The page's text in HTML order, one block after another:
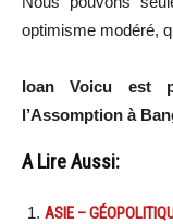
optimisme modéré,
Ioan Voicu est
l’Assomption à
A Lire Aussi:
ASIE –